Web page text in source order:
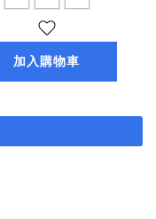
加入購物車